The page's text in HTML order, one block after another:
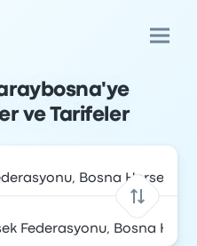
ve Tarifeler